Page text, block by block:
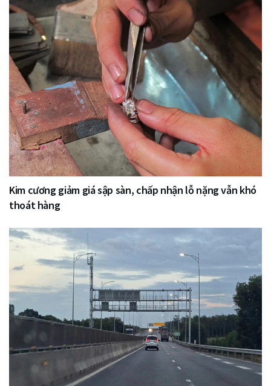
Kim cương giảm giá sập sàn, chấp nhận lỗ nặng vẫn khó
thoát hàng